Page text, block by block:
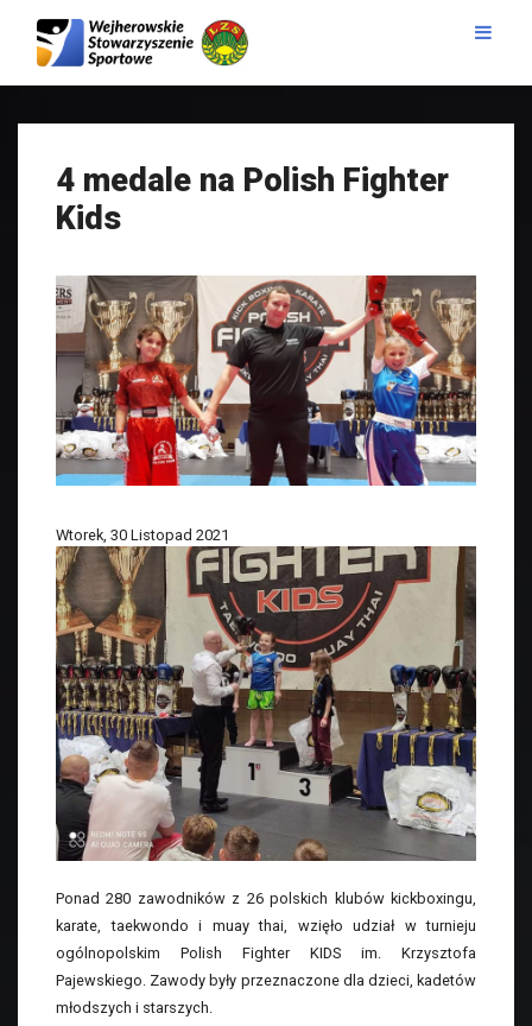
4 medale na Polish Fighter
Kids
Wtorek, 30 Listopad 2021
Ponad 280 zawodników z 26 polskich klubów kickboxingu,
karate, taekwondo i muay thai, wzięło udział w turnieju
ogólnopolskim Polish Fighter KIDS im. Krzysztofa
Pajewskiego. Zawody były przeznaczone dla dzieci, kadetów
młodszych i starszych.